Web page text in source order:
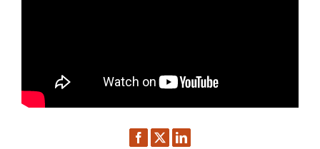
Facebook
TwitterLinkedIn